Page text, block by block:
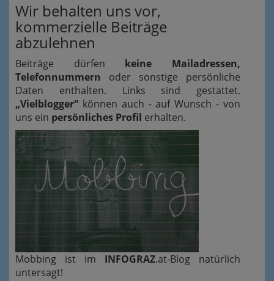
Wir behalten uns vor,
kommerzielle Beiträge
abzulehnen
Beiträge dürfen keine Mailadressen,
Telefonnummern oder sonstige persönliche
Daten enthalten. Links sind gestattet.
„Vielblogger“ können auch - auf Wunsch - von
uns ein persönliches Profil erhalten.
Mobbing ist im INFOGRAZ.at-Blog natürlich
untersagt!